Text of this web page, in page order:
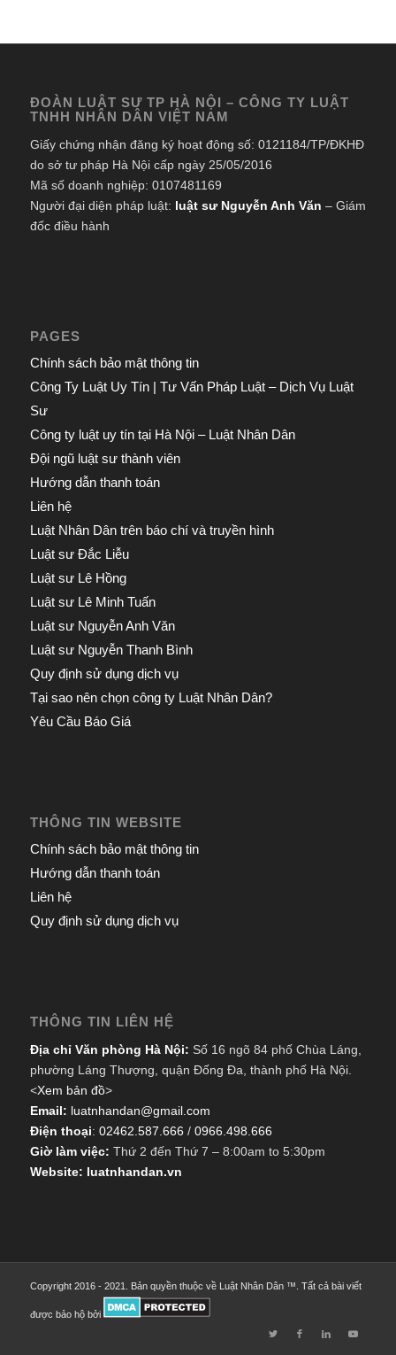
ĐOÀN LUẬT SƯ TP HÀ NỘI – CÔNG TY LUẬT
TNHH NHÂN DÂN VIỆT NAM
Giấy chứng nhận đăng ký hoạt động số: 0121184/TP/ĐKHĐ
do sở tư pháp Hà Nội cấp ngày 25/05/2016
Mã số doanh nghiệp: 0107481169
Người đại diện pháp luật: luật sư Nguyễn Anh Văn – Giám
đốc điều hành
PAGES
Chính sách bảo mật thông tin
Công Ty Luật Uy Tín | Tư Vấn Pháp Luật – Dịch Vụ Luật
Sư
Công ty luật uy tín tại Hà Nội – Luật Nhân Dân
Đội ngũ luật sư thành viên
Hướng dẫn thanh toán
Liên hệ
Luật Nhân Dân trên báo chí và truyền hình
Luật sư Đắc Liễu
Luật sư Lê Hồng
Luật sư Lê Minh Tuấn
Luật sư Nguyễn Anh Văn
Luật sư Nguyễn Thanh Bình
Quy định sử dụng dịch vụ
Tại sao nên chọn công ty Luật Nhân Dân?
Yêu Cầu Báo Giá
THÔNG TIN WEBSITE
Chính sách bảo mật thông tin
Hướng dẫn thanh toán
Liên hệ
Quy định sử dụng dịch vụ
THÔNG TIN LIÊN HỆ
Địa chỉ Văn phòng Hà Nội: Số 16 ngõ 84 phố Chùa Láng,
phường Láng Thượng, quận Đống Đa, thành phố Hà Nội.
<Xem bản đồ>
Email: luatnhandan@gmail.com
Điện thoại: 02462.587.666 / 0966.498.666
Giờ làm việc: Thứ 2 đến Thứ 7 – 8:00am to 5:30pm
Website: luatnhandan.vn
Copyright 2016 - 2021. Bản quyền thuộc về Luật Nhân Dân ™. Tất cả bài viết
được bảo hộ bởi